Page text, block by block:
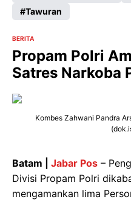
Tawuran
BERITA
Propam Polri
Satres Narkoba
Kombes Zahwani Pandra
Batam | Jabar Pos –
Divisi Propam Polri
mengamankan lima